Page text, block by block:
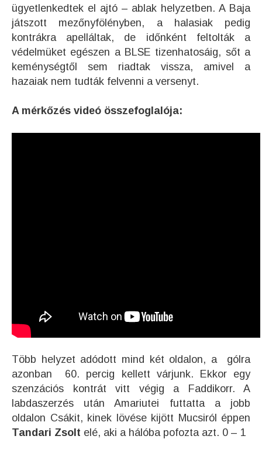
ügyetlenkedtek el ajtó – ablak helyzetben. A Baja
játszott mezőnyfölényben, a halasiak pedig
kontrákra apelláltak, de időnként feltolták a
védelmüket egészen a BLSE tizenhatosáig, sőt a
keménységtől sem riadtak vissza, amivel a
hazaiak nem tudták felvenni a versenyt.
A mérkőzés videó összefoglalója:
Több helyzet adódott mind két oldalon, a gólra
azonban 60. percig kellett várjunk. Ekkor egy
szenzációs kontrát vitt végig a Faddikorr. A
labdaszerzés után Amariutei futtatta a jobb
oldalon Csákit, kinek lövése kijött Mucsiról éppen
Tandari Zsolt elé, aki a hálóba pofozta azt. 0 – 1